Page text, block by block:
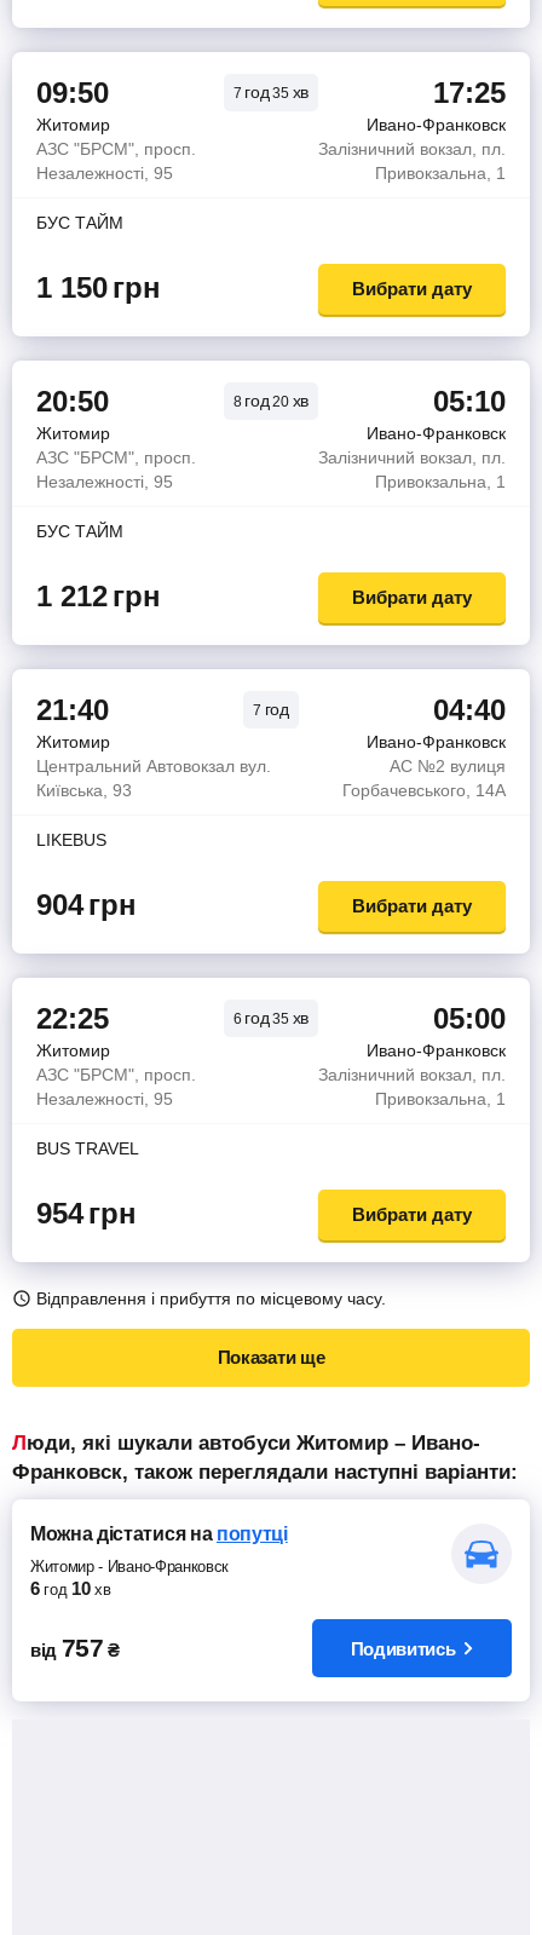
09:50 7 год35 хв 17:25
Житомир
Ивано-Франковск
АЗС "БРСМ", просп.
Незалежності, 95
Залізничний вокзал, пл.
Привокзальна, 1
БУС ТАЙМ
1 150грн Вибрати дату
20:50 8 год20 хв 05:10
Житомир
Ивано-Франковск
АЗС "БРСМ", просп.
Незалежності, 95
Залізничний вокзал, пл.
Привокзальна, 1
БУС ТАЙМ
1 212грн Вибрати дату
21:40 7 год 04:40
Житомир
Ивано-Франковск
Центральний Автовокзал вул.
Київська, 93
АС №2 вулиця
Горбачевського, 14А
LIKEBUS
904грн Вибрати дату
22:25 6 год35 хв 05:00
Житомир
Ивано-Франковск
АЗС "БРСМ", просп.
Незалежності, 95
Залізничний вокзал, пл.
Привокзальна, 1
BUS TRAVEL
954грн Вибрати дату
Відправлення і прибуття по місцевому часу.
Показати ще
Люди, які шукали автобуси Житомир – Ивано-
Франковск, також переглядали наступні варіанти:
Можна дістатисяна попутці
Житомир- Ивано-Франковск
6 год 10 хв
від 757 ₴ Подивитись